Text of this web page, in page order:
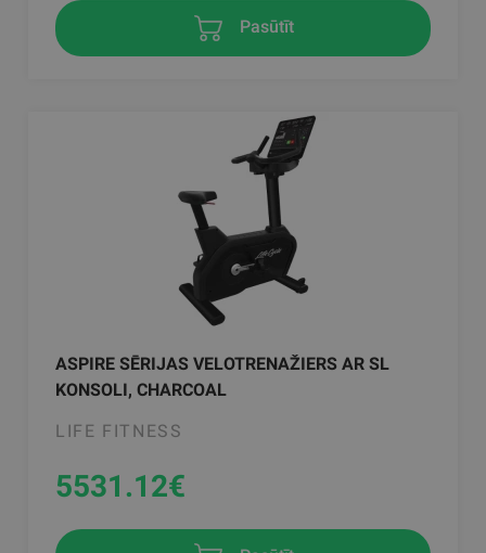
Pasūtīt
ASPIRE SĒRIJAS VELOTRENAŽIERS AR SL
KONSOLI, CHARCOAL
LIFE FITNESS
5531.12€